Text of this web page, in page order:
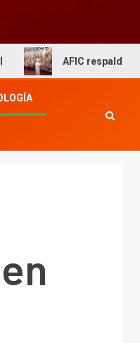
AFIC respaldo al actual